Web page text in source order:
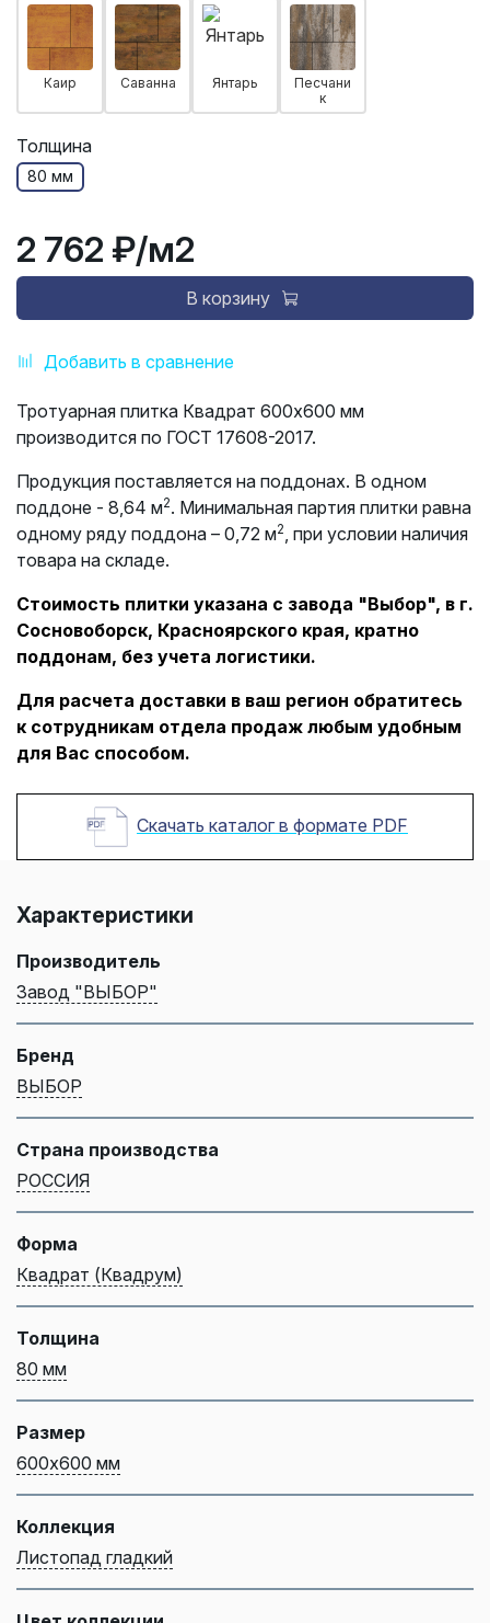
Добавить в сравнение
Каир Саванна Янтарь
Песчани
к
Толщина
80 мм
2 762 ₽/м2
В корзину
Тротуарная плитка Квадрат 600х600 мм
производится по ГОСТ 17608-2017.
Продукция поставляется на поддонах. В одном
поддоне - 8,64 м2. Минимальная партия плитки равна
одному ряду поддона – 0,72 м2 , при условии наличия
товара на складе.
Стоимость плитки указана с завода "Выбор", в г.
Сосновоборск, Красноярского края, кратно
поддонам, без учета логистики.
Для расчета доставки в ваш регион обратитесь
к сотрудникам отдела продаж любым удобным
для Вас способом.
Скачать каталог в формате PDF
Характеристики
Производитель
Завод "ВЫБОР"
Бренд
ВЫБОР
Страна производства
РОССИЯ
Форма
Квадрат (Квадрум)
Толщина
80 мм
Размер
600х600 мм
Коллекция
Листопад гладкий